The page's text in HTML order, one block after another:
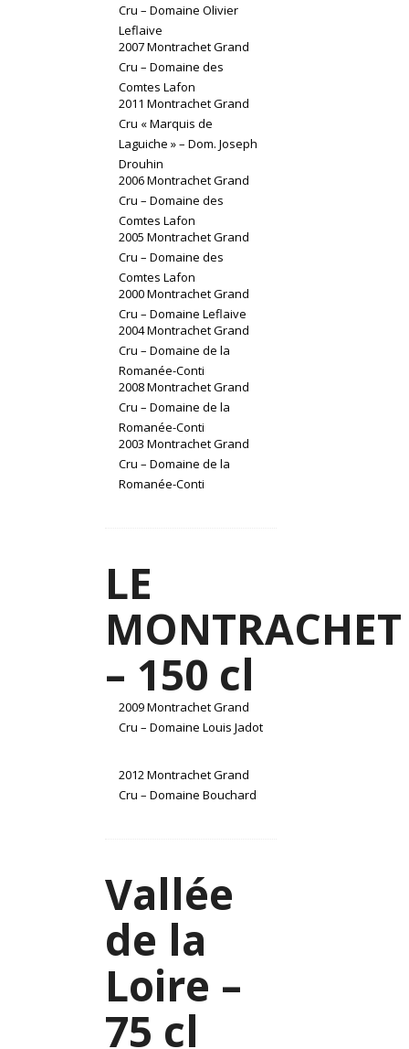
Cru – Domaine Olivier
Leflaive
2007 Montrachet Grand
Cru – Domaine des
Comtes Lafon
2011 Montrachet Grand
Cru « Marquis de
Laguiche » – Dom. Joseph
Drouhin
2006 Montrachet Grand
Cru – Domaine des
Comtes Lafon
2005 Montrachet Grand
Cru – Domaine des
Comtes Lafon
2000 Montrachet Grand
Cru – Domaine Leflaive
2004 Montrachet Grand
Cru – Domaine de la
Romanée-Conti
2008 Montrachet Grand
Cru – Domaine de la
Romanée-Conti
2003 Montrachet Grand
Cru – Domaine de la
Romanée-Conti
LE
MONTRACHET
– 150 cl
2009 Montrachet Grand
Cru – Domaine Louis Jadot
2012 Montrachet Grand
Cru – Domaine Bouchard
Vallée
de la
Loire –
75 cl